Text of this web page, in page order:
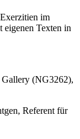
im
eigenen Texten in
(NG3262),
Referent für